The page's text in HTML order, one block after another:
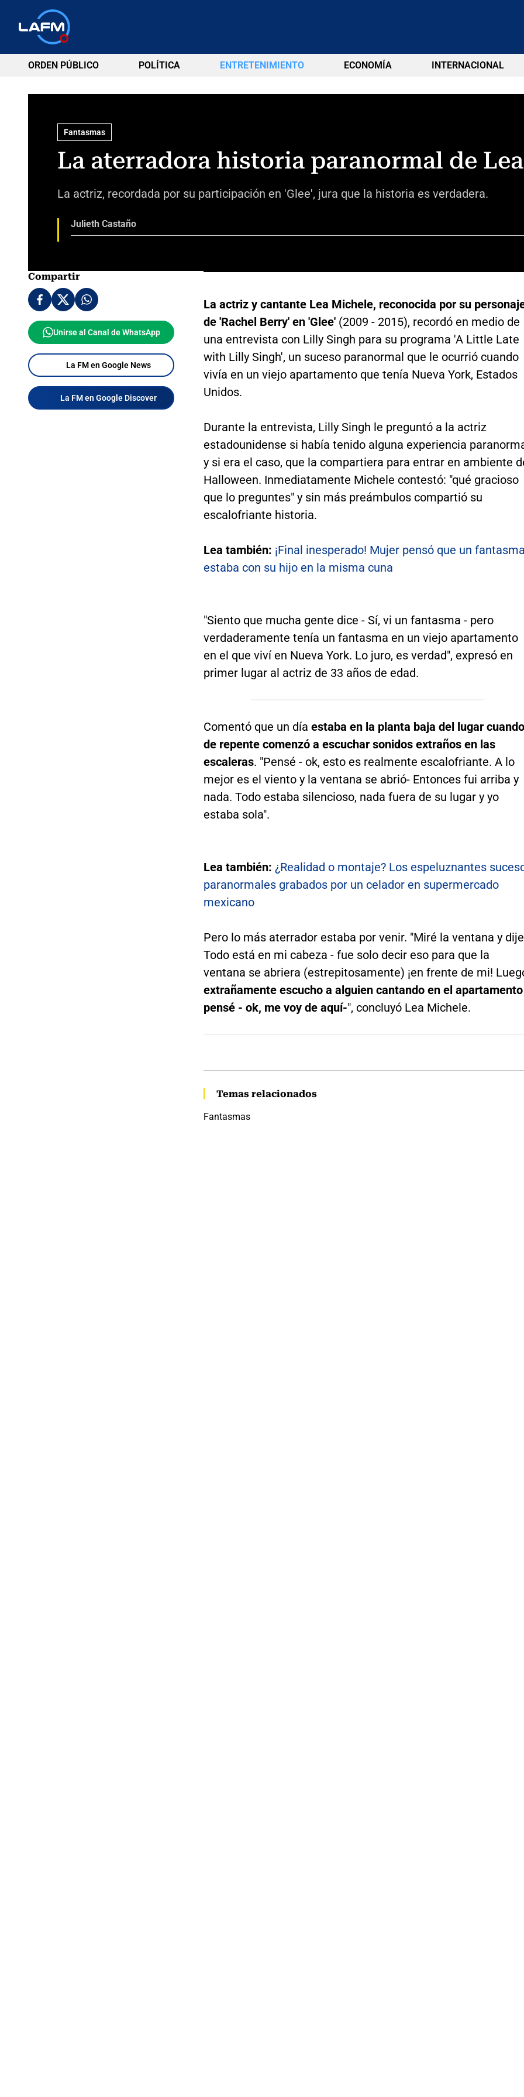
ORDEN PÚBLICO POLÍTICA ENTRETENIMIENTO ECONOMÍA INTERNACIONAL
Fantasmas
La aterradora historia paranormal de
La actriz, recordada por su participación en 'Glee', jura que la historia es verdadera.
Julieth Castaño
Compartir
Unirse al Canal de WhatsApp
La FM en Google News
La FM en Google Discover
La actriz y cantante Lea Michele, reconocida por su
de 'Rachel Berry' en 'Glee' (2009 - 2015), recordó en medio de
una entrevista con Lilly Singh para su programa 'A Little Late
with Lilly Singh', un suceso paranormal que le ocurrió cuando
vivía en un viejo apartamento que tenía Nueva York, Estados
Unidos.
Durante la entrevista, Lilly Singh le preguntó a la actriz
estadounidense si había tenido alguna experiencia
y si era el caso, que la compartiera para entrar en ambiente
Halloween. Inmediatamente Michele contestó: "qué gracioso
que lo preguntes" y sin más preámbulos compartió su
escalofriante historia.
Lea también: ¡Final inesperado! Mujer pensó que un fantasma
estaba con su hijo en la misma cuna
"Siento que mucha gente dice - Sí, vi un fantasma - pero
verdaderamente tenía un fantasma en un viejo apartamento
en el que viví en Nueva York. Lo juro, es verdad", expresó en
primer lugar al actriz de 33 años de edad.
Comentó que un día estaba en la planta baja del lugar cuando
de repente comenzó a escuchar sonidos extraños en las
escaleras. "Pensé - ok, esto es realmente escalofriante. A lo
mejor es el viento y la ventana se abrió- Entonces fui arriba y
nada. Todo estaba silencioso, nada fuera de su lugar y yo
estaba sola".
Lea también: ¿Realidad o montaje? Los espeluznantes
paranormales grabados por un celador en supermercado
mexicano
Pero lo más aterrador estaba por venir. "Miré la ventana y
Todo está en mi cabeza - fue solo decir eso para que la
ventana se abriera (estrepitosamente) ¡en frente de mi!
extrañamente escucho a alguien cantando en el
pensé - ok, me voy de aquí-", concluyó Lea Michele.
Temas relacionados
Fantasmas